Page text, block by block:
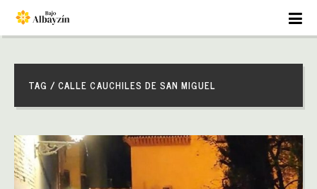
TAG / CALLE CAUCHILES DE SAN MIGUEL